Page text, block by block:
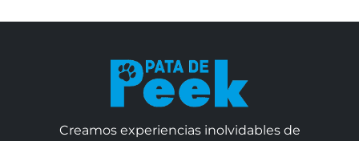
Creamos experiencias inolvidables de